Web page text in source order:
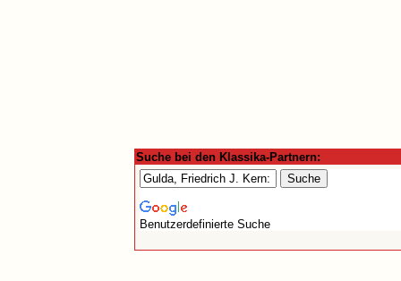
Suche bei den Klassika-Partnern:
Benutzerdefinierte Suche